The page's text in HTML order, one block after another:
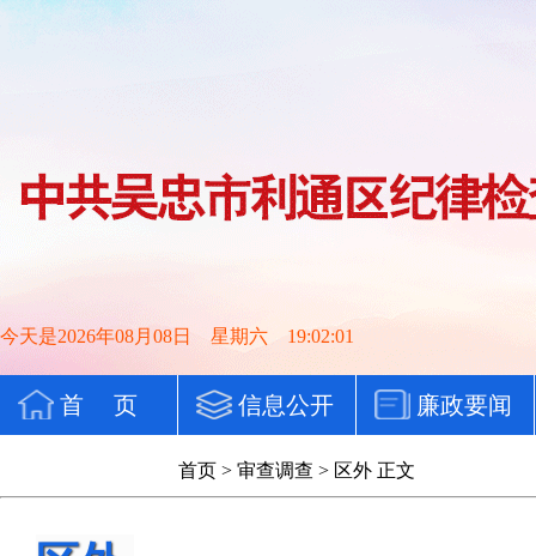
今天是2026年08月08日 星期六 19:02:02
首 页 信息公开 廉政要闻
首页 > 审查调查 > 区外 正文